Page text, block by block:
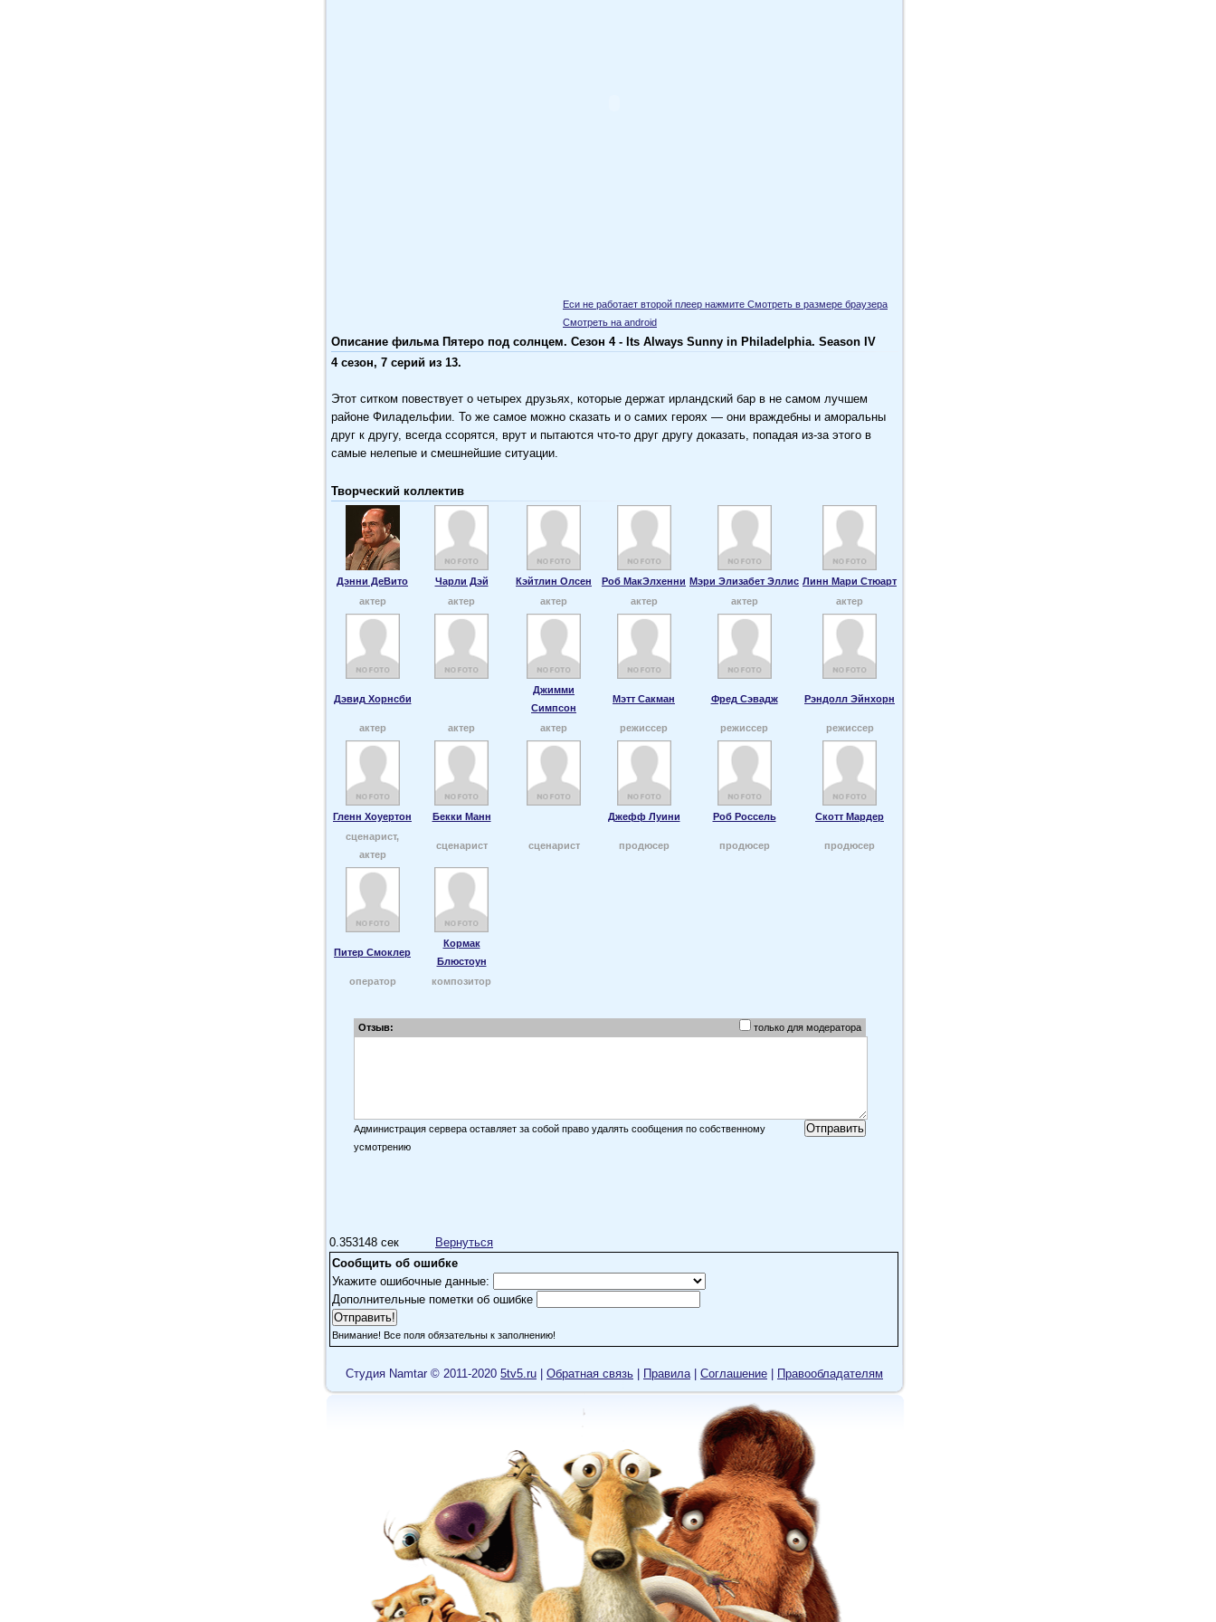
Еси не работает второй плеер нажмите Смотреть в размере браузера
Смотреть на android
Описание фильма Пятеро под солнцем. Сезон 4 - Its Always Sunny in Philadelphia. Season IV
4 сезон, 7 серий из 13.
Этот ситком повествует о четырех друзьях, которые держат ирландский бар в не самом лучшем
районе Филадельфии. То же самое можно сказать и о самих героях — они враждебны и аморальны
друг к другу, всегда ссорятся, врут и пытаются что-то друг другу доказать, попадая из-за этого в
самые нелепые и смешнейшие ситуации.
Творческий коллектив
Дэнни ДеВито Чарли Дэй Кэйтлин Олсен Роб МакЭлхенни Мэри Элизабет Эллис Линн Мари Стюарт
актер
актер актер актер актер актер
Дэвид Хорнсби
Джимми
Симпсон
Мэтт Сакман Фред Сэвадж Рэндолл Эйнхорн
актер актер актер режиссер режиссер режиссер
Гленн Хоуертон Бекки Манн Джефф Луини Роб Россель
Скотт Мардер
сценарист,
актер
сценарист сценарист продюсер продюсер продюсер
Питер Смоклер
Кормак
Блюстоун
оператор
композитор
Отзыв: только для модератора
Администрация сервера оставляет за собой право удалять сообщения по собственному
усмотрению
0.353148 сек
Вернуться
Сообщить об ошибке
Укажите ошибочные данные:
Дополнительные пометки об ошибке
Внимание! Все поля обязательны к заполнению!
Cтудия Namtar © 2011-2020 5tv5.ru Обратная связь Правила| Cоглашение Правообладателям